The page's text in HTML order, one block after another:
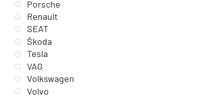
Porsche
Renault
SEAT
Škoda
Tesla
VAG
Volkswagen
Volvo